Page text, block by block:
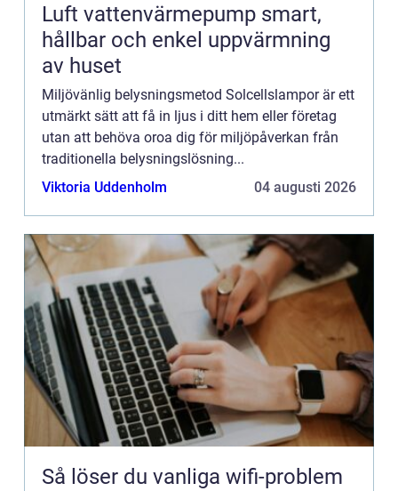
Luft vattenvärmepump smart,
hållbar och enkel uppvärmning
av huset
Miljövänlig belysningsmetod Solcellslampor är ett
utmärkt sätt att få in ljus i ditt hem eller företag
utan att behöva oroa dig för miljöpåverkan från
traditionella belysningslösning...
Viktoria Uddenholm
04 augusti 2026
Så löser du vanliga wifi-problem